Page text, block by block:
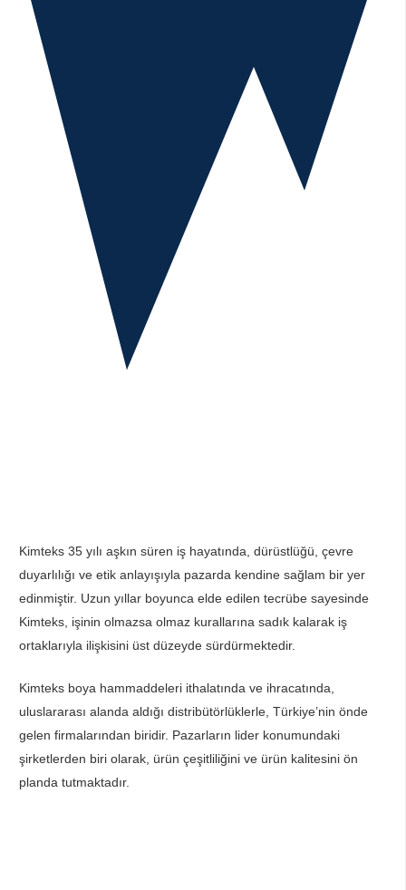
Kimteks 35 yılı aşkın süren iş hayatında, dürüstlüğü, çevre
duyarlılığı ve etik anlayışıyla pazarda kendine sağlam bir yer
edinmiştir. Uzun yıllar boyunca elde edilen tecrübe sayesinde
Kimteks, işinin olmazsa olmaz kurallarına sadık kalarak iş
ortaklarıyla ilişkisini üst düzeyde sürdürmektedir.
Kimteks boya hammaddeleri ithalatında ve ihracatında,
uluslararası alanda aldığı distribütörlüklerle, Türkiye’nin önde
gelen firmalarından biridir. Pazarların lider konumundaki
şirketlerden biri olarak, ürün çeşitliliğini ve ürün kalitesini ön
planda tutmaktadır.